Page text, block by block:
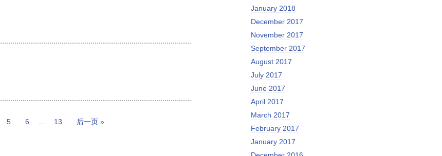
5 6 13 后一页 »
January 2018
December 2017
November 2017
September 2017
August 2017
July 2017
June 2017
April 2017
March 2017
February 2017
January 2017